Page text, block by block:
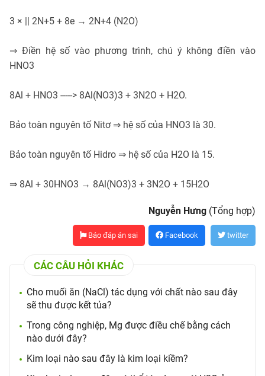
3 × || 2N+5 + 8e → 2N+4 (N2O)
⇒ Điền hệ số vào phương trình, chú ý không điền vào
HNO3
8Al + HNO3 -----> 8Al(NO3)3 + 3N2O + H2O.
Bảo toàn nguyên tố Nitơ ⇒ hệ số của HNO3 là 30.
Bảo toàn nguyên tố Hidro ⇒ hệ số của H2O là 15.
⇒ 8Al + 30HNO3 → 8Al(NO3)3 + 3N2O + 15H2O
Nguyễn Hưng (Tổng hợp)
Báo đáp án sai Facebook twitter
CÁC CÂU HỎI KHÁC
Cho muối ăn (NaCl) tác dụng với chất nào sau đây
sẽ thu được kết tủa?
Trong công nghiệp, Mg được điều chế bằng cách
nào dưới đây?
Kim loại nào sau đây là kim loại kiềm?